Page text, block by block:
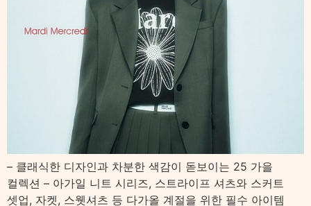
– 클래식한 디자인과 차분한 색감이 돋보이는 25 가을
컬렉션 – 아가일 니트 시리즈, 스트라이프 셔츠와 스커트
셋업, 자켓, 스웻셔츠 등 다가올 계절을 위한 필수 아이템